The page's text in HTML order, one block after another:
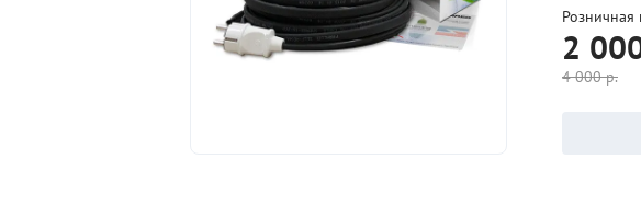
Розничная
2
4 000р.